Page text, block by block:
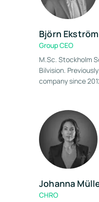
Björn Ekström
Group CEO
M.Sc. Stockholm
Bilvision.
company since
Johanna
CHRO